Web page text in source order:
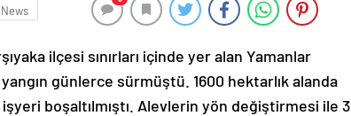
News
ilçesi sınırları içinde yer alan Yamanlar
günlerce sürmüştü. 1600 hektarlık alanda
boşaltılmıştı. Alevlerin yön değiştirmesi ile 3